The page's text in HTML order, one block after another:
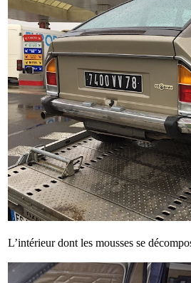
L’intérieur dont les mousses se